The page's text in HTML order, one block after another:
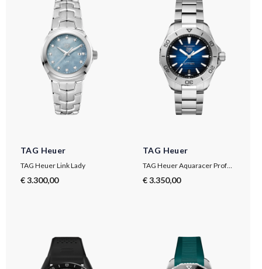
TAG Heuer
TAG Heuer Link Lady
€ 3.300,00
TAG Heuer
TAG Heuer Aquaracer Professional 200 Date
€ 3.350,00